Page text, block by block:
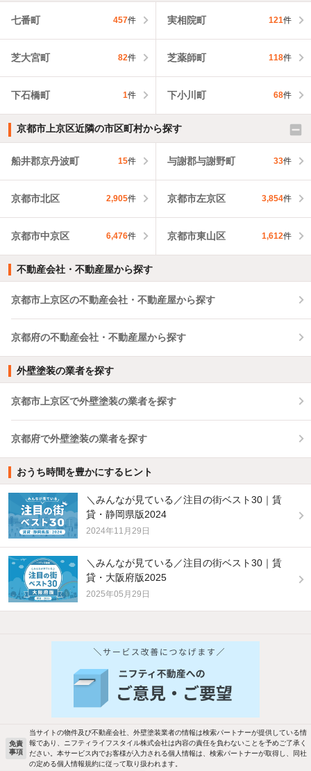
七番町 457件 実相院町 121件
芝大宮町 82件 芝薬師町 118件
下石橋町 1件 下小川町 68件
京都市上京区近隣の市区町村から探す
船井郡京丹波町 15件 与謝郡与謝野町 33件
京都市北区 2,905件 京都市左京区 3,854件
京都市中京区 6,476件 京都市東山区 1,612件
不動産会社・不動産屋から探す
京都市上京区の不動産会社・不動産屋から探す
京都府の不動産会社・不動産屋から探す
外壁塗装の業者を探す
京都市上京区で外壁塗装の業者を探す
京都府で外壁塗装の業者を探す
おうち時間を豊かにするヒント
＼みんなが見ている／注目の街ベスト30｜賃
貸・静岡県版2024
2024年11月29日
＼みんなが見ている／注目の街ベスト30｜賃
貸・大阪府版2025
2025年05月29日
他の人はこんな条件で絞り込んでいます！
バス・トイレ別 2階以上
駐車場あり ペット相談
洗濯機置場あり 独立洗面台
免責
事項
当サイトの物件及び不動産会社、外壁塗装業者の情報は検索パートナーが提供している情
報であり、ニフティライフスタイル株式会社は内容の責任を負わないことを予めご了承く
ださい。本サービス内でお客様が入力される個人情報は、検索パートナーが取得し、同社
の定める個人情報規約に従って取り扱われます。